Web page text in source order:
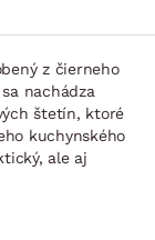
z čierneho
nachádza
štetín, ktoré
kuchynského
ale aj